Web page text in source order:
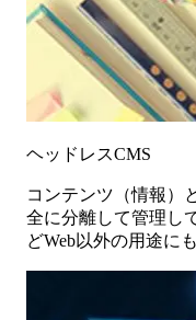
ヘッドレスCMS
コンテンツ（情報）
全に分離して管理し
どWeb以外の用途に